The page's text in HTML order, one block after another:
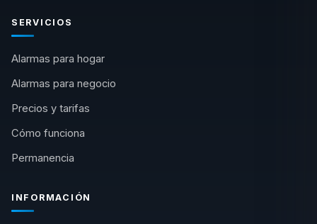
SERVICIOS
Alarmas para hogar
Alarmas para negocio
Precios y tarifas
Cómo funciona
Permanencia
INFORMACIÓN